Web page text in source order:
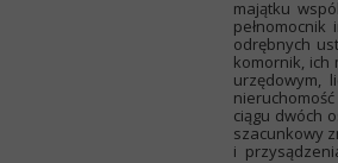
majątku
odrębnych
komornik, ich
urzędowym,
ciągu dwóch
szacunkowy
i